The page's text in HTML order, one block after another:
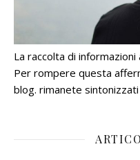
La raccolta di
Per rompere questa
blog. rimanete